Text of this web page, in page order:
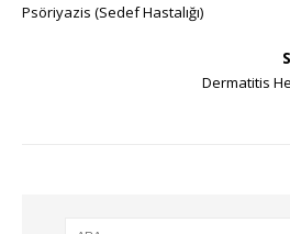
Psöriyazis (Sedef Hastalığı)
Dermatitis